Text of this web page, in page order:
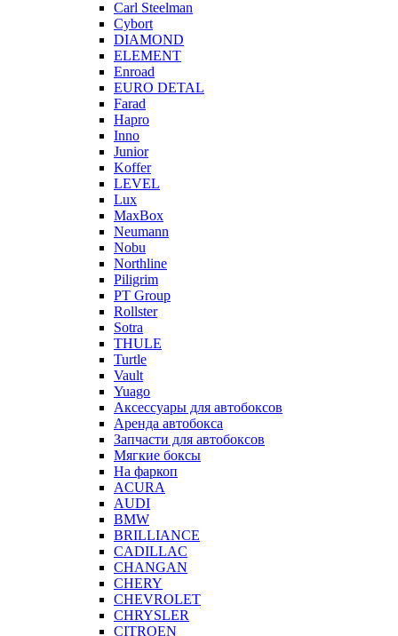
Carl Steelman
Cybort
DIAMOND
ELEMENT
Enroad
EURO DETAL
Farad
Hapro
Inno
Junior
Koffer
LEVEL
Lux
MaxBox
Neumann
Nobu
Northline
Piligrim
PT Group
Rollster
Sotra
THULE
Turtle
Vault
Yuago
Аксессуары для автобоксов
Аренда автобокса
Запчасти для автобоксов
Мягкие боксы
На фаркоп
ACURA
AUDI
BMW
BRILLIANCE
CADILLAC
CHANGAN
CHERY
CHEVROLET
CHRYSLER
CITROEN